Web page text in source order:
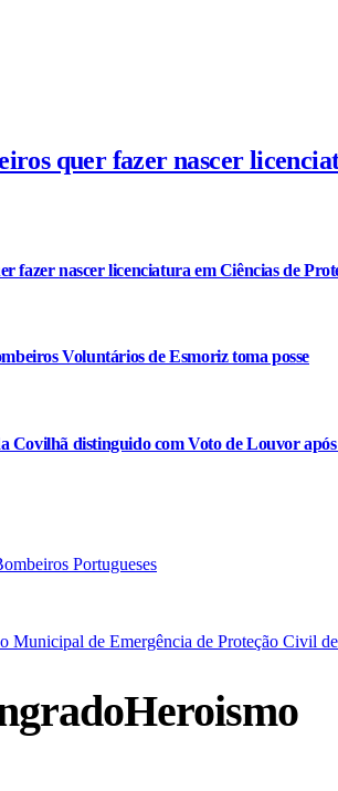
quer fazer nascer
fazer nascer licenciatura em Ciências de
Voluntários de Esmoriz toma posse
Covilhã distinguido com Voto de Louvor
Municipal de Emergência de Proteção Civil